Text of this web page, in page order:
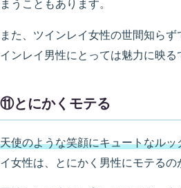
まうこともあります。
また、ツインレイ女性の世間知ら
インレイ男性にとっては魅力に映る
⑪とにかくモテる
天使のような笑顔にキュートなルッ
イ女性は、とにかく男性にモテるの